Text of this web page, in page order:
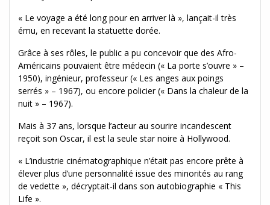
« Le voyage a été long pour en arriver là », lançait-il très
ému, en recevant la statuette dorée.
Grâce à ses rôles, le public a pu concevoir que des Afro-
Américains pouvaient être médecin (« La porte s’ouvre » –
1950), ingénieur, professeur (« Les anges aux poings
serrés » – 1967), ou encore policier (« Dans la chaleur de la
nuit » – 1967).
Mais à 37 ans, lorsque l’acteur au sourire incandescent
reçoit son Oscar, il est la seule star noire à Hollywood.
« L’industrie cinématographique n’était pas encore prête à
élever plus d’une personnalité issue des minorités au rang
de vedette », décryptait-il dans son autobiographie « This
Life ».